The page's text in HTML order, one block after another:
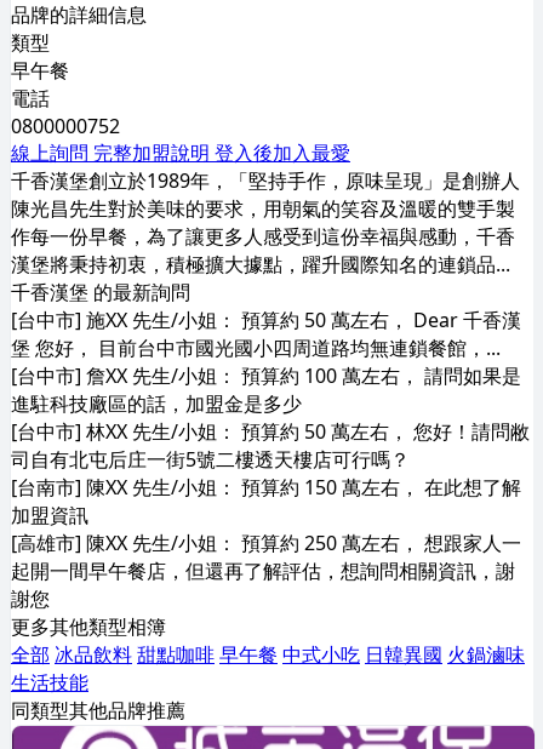
品牌的詳細信息
類型
早午餐
電話
0800000752
線上詢問 完整加盟說明 登入後加入最愛
千香漢堡創立於1989年，「堅持手作，原味呈現」是創辦人
陳光昌先生對於美味的要求，用朝氣的笑容及溫暖的雙手製
作每一份早餐，為了讓更多人感受到這份幸福與感動，千香
漢堡將秉持初衷，積極擴大據點，躍升國際知名的連鎖品...
千香漢堡 的最新詢問
[台中市] 施XX 先生/小姐： 預算約 50 萬左右， Dear 千香漢
堡 您好， 目前台中市國光國小四周道路均無連鎖餐館，...
[台中市] 詹XX 先生/小姐： 預算約 100 萬左右， 請問如果是
進駐科技廠區的話，加盟金是多少
[台中市] 林XX 先生/小姐： 預算約 50 萬左右， 您好！請問敝
司自有北屯后庄一街5號二樓透天樓店可行嗎？
[台南市] 陳XX 先生/小姐： 預算約 150 萬左右， 在此想了解
加盟資訊
[高雄市] 陳XX 先生/小姐： 預算約 250 萬左右， 想跟家人一
起開一間早午餐店，但還再了解評估，想詢問相關資訊，謝
謝您
更多其他類型相簿
全部 冰品飲料甜點咖啡早午餐 中式小吃 日韓異國 火鍋滷味
生活技能
同類型其他品牌推薦